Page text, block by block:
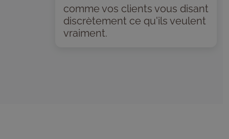
comme vos clients vous disant
discrètement ce qu'ils veulent
vraiment.